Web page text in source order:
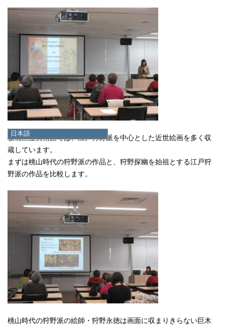
日本語
日本語
English
한국어
简体中文
板橋区立美術館では、江戸狩野派を中心とした近世絵画を多く収
蔵しています。
まずは桃山時代の狩野派の作品と、狩野探幽を始祖とする江戸狩
野派の作品を比較します。
桃山時代の狩野派の絵師・狩野永徳は画面に収まりきらない巨木